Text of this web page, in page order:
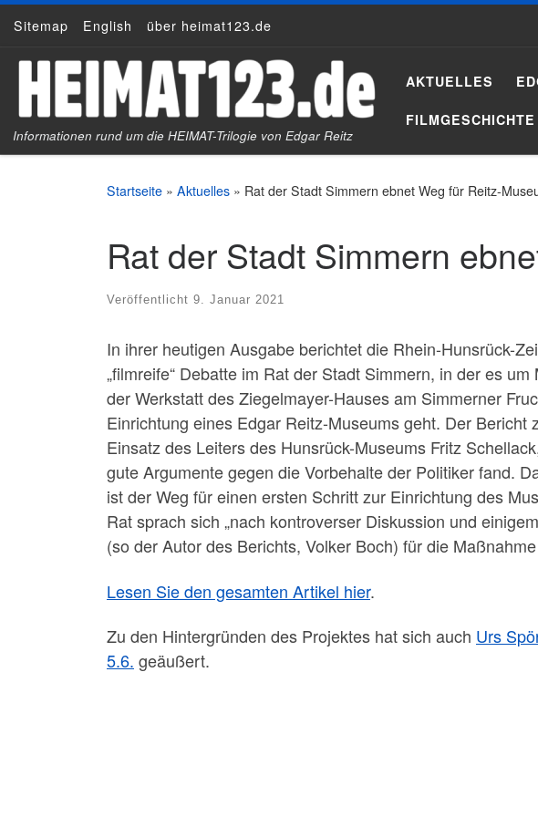
Zum Inhalt springen
Sitemap English über heimat123.de
Informationen rund um die HEIMAT-Trilogie von Edgar Reitz
AKTUELLES
FILMGESCHICHTE
Startseite » Aktuelles » Rat der Stadt Simmern ebnet Weg für Reitz-
Rat der Stadt Simmern
Veröffentlicht 9. Januar 2021
In ihrer heutigen Ausgabe berichtet die Rhein-Hunsrück-
„filmreife“ Debatte im Rat der Stadt Simmern, in der es
der Werkstatt des Ziegelmayer-Hauses am Simmerner
Einrichtung eines Edgar Reitz-Museums geht. Der Bericht
Einsatz des Leiters des Hunsrück-Museums Fritz
gute Argumente gegen die Vorbehalte der Politiker fand.
ist der Weg für einen ersten Schritt zur Einrichtung des
Rat sprach sich „nach kontroverser Diskussion und
(so der Autor des Berichts, Volker Boch) für die
Lesen Sie den gesamten Artikel hier.
Zu den Hintergründen des Projektes hat sich auch Urs
5.6. geäußert.